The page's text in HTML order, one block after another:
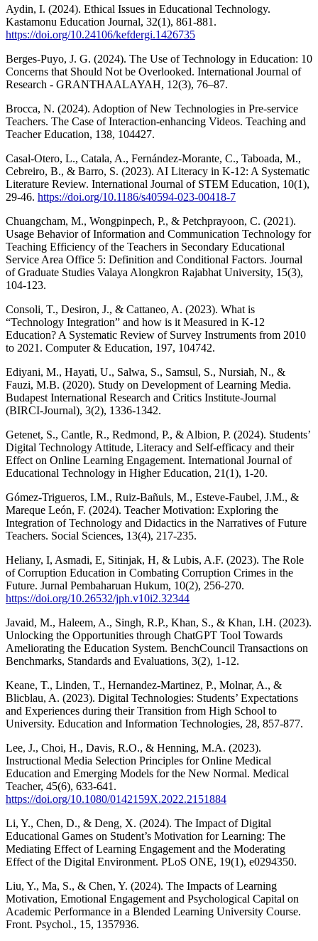
Aydin, I. (2024). Ethical Issues in Educational Technology.
Kastamonu Education Journal, 32(1), 861-881.
https://doi.org/10.24106/kefdergi.1426735
Berges-Puyo, J. G. (2024). The Use of Technology in Education: 10
Concerns that Should Not be Overlooked. International Journal of
Research - GRANTHAALAYAH, 12(3), 76–87.
Brocca, N. (2024). Adoption of New Technologies in Pre-service
Teachers. The Case of Interaction-enhancing Videos. Teaching and
Teacher Education, 138, 104427.
Casal-Otero, L., Catala, A., Fernández-Morante, C., Taboada, M.,
Cebreiro, B., & Barro, S. (2023). AI Literacy in K-12: A Systematic
Literature Review. International Journal of STEM Education, 10(1),
29-46. https://doi.org/10.1186/s40594-023-00418-7
Chuangcham, M., Wongpinpech, P., & Petchprayoon, C. (2021).
Usage Behavior of Information and Communication Technology for
Teaching Efficiency of the Teachers in Secondary Educational
Service Area Office 5: Definition and Conditional Factors. Journal
of Graduate Studies Valaya Alongkron Rajabhat University, 15(3),
104-123.
Consoli, T., Desiron, J., & Cattaneo, A. (2023). What is
“Technology Integration” and how is it Measured in K-12
Education? A Systematic Review of Survey Instruments from 2010
to 2021. Computer & Education, 197, 104742.
Ediyani, M., Hayati, U., Salwa, S., Samsul, S., Nursiah, N., &
Fauzi, M.B. (2020). Study on Development of Learning Media.
Budapest International Research and Critics Institute-Journal
(BIRCI-Journal), 3(2), 1336-1342.
Getenet, S., Cantle, R., Redmond, P., & Albion, P. (2024). Students’
Digital Technology Attitude, Literacy and Self-efficacy and their
Effect on Online Learning Engagement. International Journal of
Educational Technology in Higher Education, 21(1), 1-20.
Gómez-Trigueros, I.M., Ruiz-Bañuls, M., Esteve-Faubel, J.M., &
Mareque León, F. (2024). Teacher Motivation: Exploring the
Integration of Technology and Didactics in the Narratives of Future
Teachers. Social Sciences, 13(4), 217-235.
Heliany, I, Asmadi, E, Sitinjak, H, & Lubis, A.F. (2023). The Role
of Corruption Education in Combating Corruption Crimes in the
Future. Jurnal Pembaharuan Hukum, 10(2), 256-270.
https://doi.org/10.26532/jph.v10i2.32344
Javaid, M., Haleem, A., Singh, R.P., Khan, S., & Khan, I.H. (2023).
Unlocking the Opportunities through ChatGPT Tool Towards
Ameliorating the Education System. BenchCouncil Transactions on
Benchmarks, Standards and Evaluations, 3(2), 1-12.
Keane, T., Linden, T., Hernandez-Martinez, P., Molnar, A., &
Blicblau, A. (2023). Digital Technologies: Students’ Expectations
and Experiences during their Transition from High School to
University. Education and Information Technologies, 28, 857-877.
Lee, J., Choi, H., Davis, R.O., & Henning, M.A. (2023).
Instructional Media Selection Principles for Online Medical
Education and Emerging Models for the New Normal. Medical
Teacher, 45(6), 633-641.
https://doi.org/10.1080/0142159X.2022.2151884
Li, Y., Chen, D., & Deng, X. (2024). The Impact of Digital
Educational Games on Student’s Motivation for Learning: The
Mediating Effect of Learning Engagement and the Moderating
Effect of the Digital Environment. PLoS ONE, 19(1), e0294350.
Liu, Y., Ma, S., & Chen, Y. (2024). The Impacts of Learning
Motivation, Emotional Engagement and Psychological Capital on
Academic Performance in a Blended Learning University Course.
Front. Psychol., 15, 1357936.